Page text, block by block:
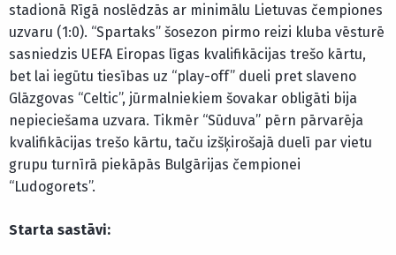
stadionā Rīgā noslēdzās ar minimālu Lietuvas čempiones
uzvaru (1:0). “Spartaks” šosezon pirmo reizi kluba vēsturē
sasniedzis UEFA Eiropas līgas kvalifikācijas trešo kārtu,
bet lai iegūtu tiesības uz “play-off” dueli pret slaveno
Glāzgovas “Celtic”, jūrmalniekiem šovakar obligāti bija
nepieciešama uzvara. Tikmēr “Sūduva” pērn pārvarēja
kvalifikācijas trešo kārtu, taču izšķirošajā duelī par vietu
grupu turnīrā piekāpās Bulgārijas čempionei
“Ludogorets”.
Starta sastāvi: